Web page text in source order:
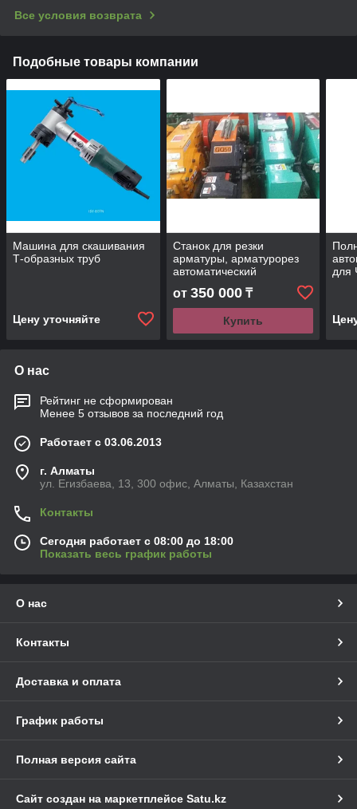
Все условия возврата
Подобные товары компании
Машина для скашивания
Т-образных труб
Цену уточняйте
Станок для резки
арматуры, арматурорез
автоматический
от 350 000₸
Купить
для
О нас
Рейтинг не сформирован
Менее 5 отзывов за последний год
Работает с 03.06.2013
г. Алматы
ул. Егизбаева, 13, 300 офис, Алматы, Казахстан
Контакты
Сегодня работает с 08:00 до 18:00
Показать весь график работы
О нас
Контакты
Доставка и оплата
График работы
Полная версия сайта
Сайт создан на маркетплейсе Satu.kz